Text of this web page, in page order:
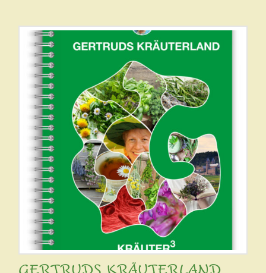
weist
mehrere
Varianten
Optionen
können
Produktseite
gewählt
werden